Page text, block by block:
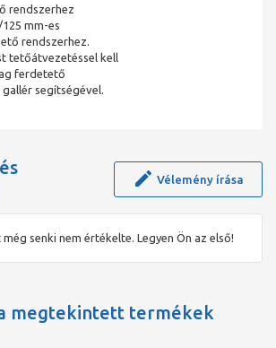
rendszerhez
mm-es
rendszerhez.
tetőátvezetéssel kell
ferdetető
segítségével.
Vélemény írása
senki nem értékelte. Legyen Ön az első!
megtekintett termékek